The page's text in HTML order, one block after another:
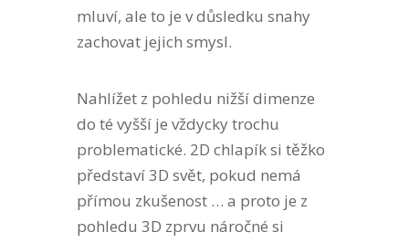
mluví, ale to je v důsledku snahy
zachovat jejich smysl.
Nahlížet z pohledu nižší dimenze
do té vyšší je vždycky trochu
problematické. 2D chlapík si těžko
představí 3D svět, pokud nemá
přímou zkušenost … a proto je z
pohledu 3D zprvu náročné si